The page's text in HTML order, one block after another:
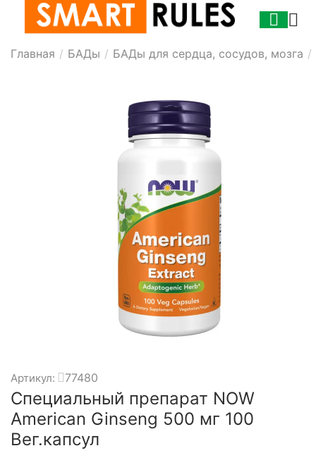
Главная / БАДы / БАДы для сердца, сосудов, мозга /
Артикул: 77480
Специальный препарат NOW
American Ginseng 500 мг 100
Вег.капсул